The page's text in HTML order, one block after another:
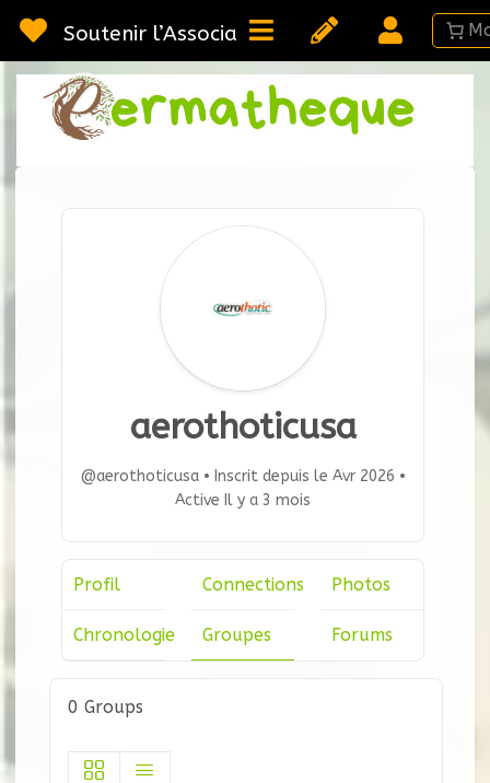
au
contenu
Soutenir l’Association
sur la
aerothoticusa
@aerothoticusa • Inscrit depuis le Avr 2026 •
Active Il y a 3 mois
Profil
Chronologie
Connections
Groupes
Photos
Forums
0 Groups